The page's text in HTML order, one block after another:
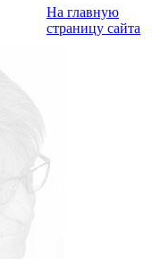
На главную
страницу сайта